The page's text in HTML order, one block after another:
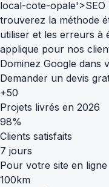
local-cote-
trouverez la méthode
utiliser et les erreurs
applique pour nos
Dominez Google
Demander un devis
+50
Projets livrés en 2026
98%
Clients satisfaits
7 jours
Pour votre site en ligne
100km